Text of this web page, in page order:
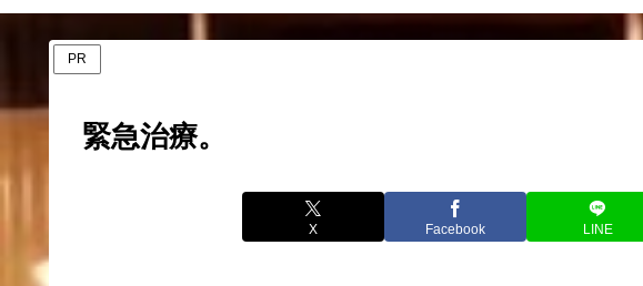
PR
緊急治療。
X Facebook LINE